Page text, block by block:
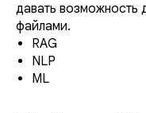
давать возможность
файлами.
RAG
NLP
ML